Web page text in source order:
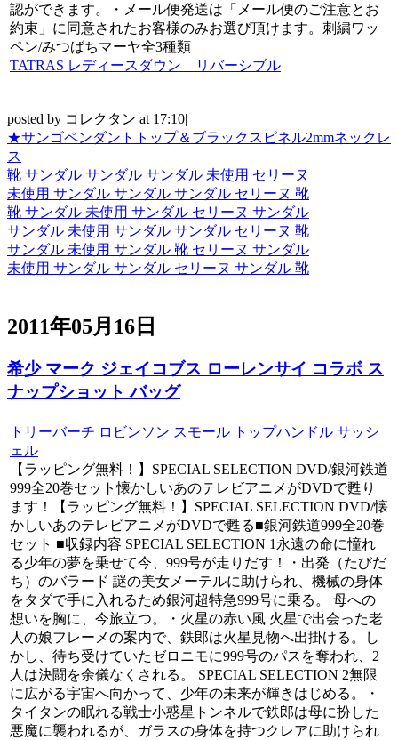
認ができます。・メール便発送は「メール便のご注意とお
約束」に同意されたお客様のみお選び頂けます。刺繍ワッ
ペン/みつばちマーヤ全3種類
TATRAS レディースダウン リバーシブル
posted by コレクタン at 17:10|
★サンゴペンダントトップ＆ブラックスピネル2mmネックレ
ス
靴 サンダル サンダル サンダル 未使用 セリーヌ
未使用 サンダル サンダル サンダル セリーヌ 靴
靴 サンダル 未使用 サンダル セリーヌ サンダル
サンダル 未使用 サンダル サンダル セリーヌ 靴
サンダル 未使用 サンダル 靴 セリーヌ サンダル
未使用 サンダル サンダル セリーヌ サンダル 靴
2011年05月16日
希少 マーク ジェイコブス ローレンサイ コラボ ス
ナップショット バッグ
トリーバーチ ロビンソン スモール トップハンドル サッシ
ェル
【ラッピング無料！】SPECIAL SELECTION DVD/銀河鉄道
999全20巻セット懐かしいあのテレビアニメがDVDで甦り
ます！【ラッピング無料！】SPECIAL SELECTION DVD/懐
かしいあのテレビアニメがDVDで甦る■銀河鉄道999全20巻
セット ■収録内容 SPECIAL SELECTION 1永遠の命に憧れ
る少年の夢を乗せて今、999号が走りだす！・出発（たびだ
ち）のバラード 謎の美女メーテルに助けられ、機械の身体
をタダで手に入れるため銀河超特急999号に乗る。 母への
想いを胸に、今旅立つ。・火星の赤い風 火星で出会った老
人の娘フレーメの案内で、鉄郎は火星見物へ出掛ける。し
かし、待ち受けていたゼロニモに999号のパスを奪われ、2
人は決闘を余儀なくされる。 SPECIAL SELECTION 2無限
に広がる宇宙へ向かって、少年の未来が輝きはじめる。・
タイタンの眠れる戦士小惑星トンネルで鉄郎は母に扮した
悪魔に襲われるが、ガラスの身体を持つクレアに助けられ